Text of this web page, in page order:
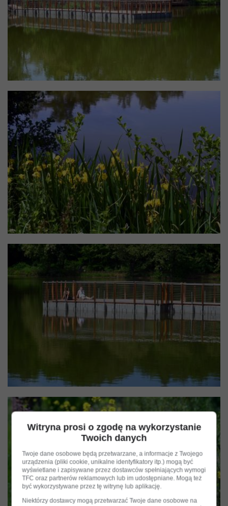
Witryna prosi o zgodę na wykorzystanie
Twoich danych
Twoje dane osobowe będą przetwarzane, a informacje z Twojego
urządzenia (pliki cookie, unikalne identyfikatory itp.) mogą być
wyświetlane i zapisywane przez dostawców spełniających wymogi
TFC oraz partnerów reklamowych lub im udostępniane. Mogą też
być wykorzystywane przez tę witrynę lub aplikację.
Niektórzy dostawcy mogą przetwarzać Twoje dane osobowe na